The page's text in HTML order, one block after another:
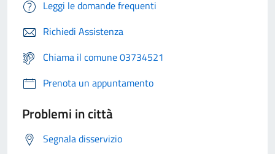
Leggi le domande frequenti
Richiedi Assistenza
Chiama il comune 03734521
Prenota un appuntamento
Problemi in città
Segnala disservizio